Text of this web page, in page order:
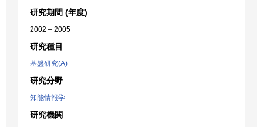
研究期間 (年度)
2002 – 2005
研究種目
基盤研究(A)
研究分野
知能情報学
研究機関